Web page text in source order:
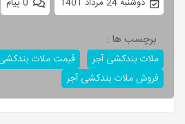
برچسب ها :
ملات بندکشی آجر
قیمت ملات
فروش ملات بندکشی آجر